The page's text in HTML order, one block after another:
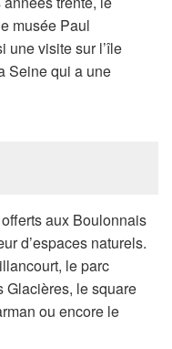
musée Paul
une visite sur l’île
Seine qui a une
aux Boulonnais
d’espaces naturels.
le parc
Glacières, le square
ou encore le